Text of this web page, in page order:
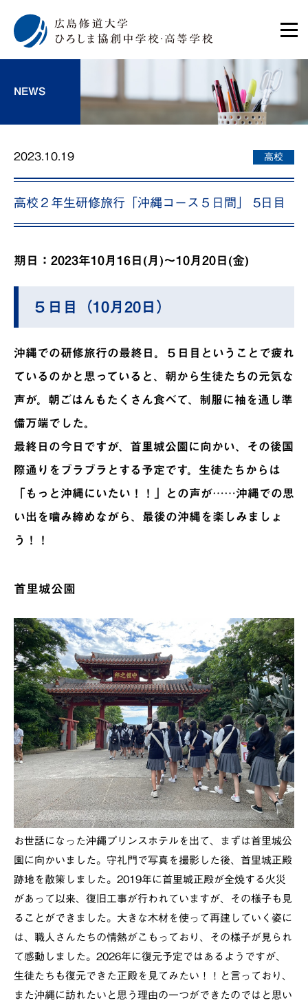
NEWS
2023.10.19 高校
高校２年生研修旅行「沖縄コース５日間」 5日目
期日：2023年10月16日(月)～10月20日(金)
５日目（10月20日）
沖縄での研修旅行の最終日。５日目ということで疲れ
ているのかと思っていると、朝から生徒たちの元気な
声が。朝ごはんもたくさん食べて、制服に袖を通し準
備万端でした。
最終日の今日ですが、首里城公園に向かい、その後国
際通りをブラブラとする予定です。生徒たちからは
「もっと沖縄にいたい！！」との声が……沖縄での思
い出を噛み締めながら、最後の沖縄を楽しみましょ
う！！
首里城公園
お世話になった沖縄プリンスホテルを出て、まずは首里城公
園に向かいました。守礼門で写真を撮影した後、首里城正殿
跡地を散策しました。2019年に首里城正殿が全焼する火災
があって以来、復旧工事が行われていますが、その様子も見
ることができました。大きな木材を使って再建していく姿に
は、職人さんたちの情熱がこもっており、その様子が見られ
て感動しました。2026年に復元予定ではあるようですが、
生徒たちも復元できた正殿を見てみたい！！と言っており、
また沖縄に訪れたいと思う理由の一つができたのではと思い